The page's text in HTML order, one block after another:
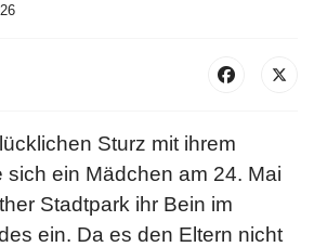
Sturz mit ihrem
sich ein Mädchen am 24. Mai
Stadtpark ihr Bein im
ein. Da es den Eltern nicht